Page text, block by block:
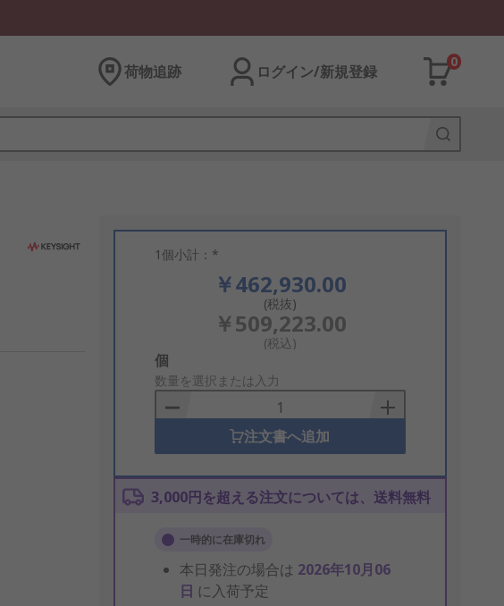
荷物追跡 ログイン/新規登録
0
1個小計：*
￥462,930.00
(税抜)
￥509,223.00
(税込)
Add
to
Basket
個
数量を選択または入力
注文書へ追加
3,000円を超える注文については、送料無料
一時的に在庫切れ
本日発注の場合は 2026年10月06
日 に入荷予定